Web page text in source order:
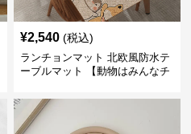
¥2,540 (税込)
ランチョンマット 北欧風防水テ
ーブルマット 【動物はみんなチ